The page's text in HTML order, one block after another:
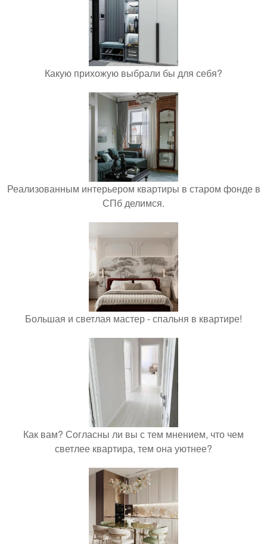
Какую прихожую выбрали бы для себя?
Реализованным интерьером квартиры в старом фонде в
СПб делимся.
Большая и светлая мастер - спальня в квартире!
Как вам? Согласны ли вы с тем мнением, что чем
светлее квартира, тем она уютнее?